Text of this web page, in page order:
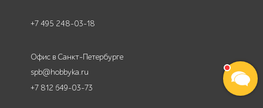
+7 495 248-03-18
Офис в Санкт-Петербурге
spb@hobbyka.ru
+7 812 649-03-73